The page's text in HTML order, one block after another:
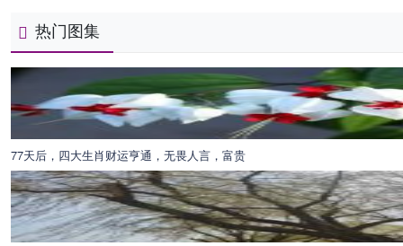
热门图集
77天后，四大生肖财运亨通，无畏人言，富贵